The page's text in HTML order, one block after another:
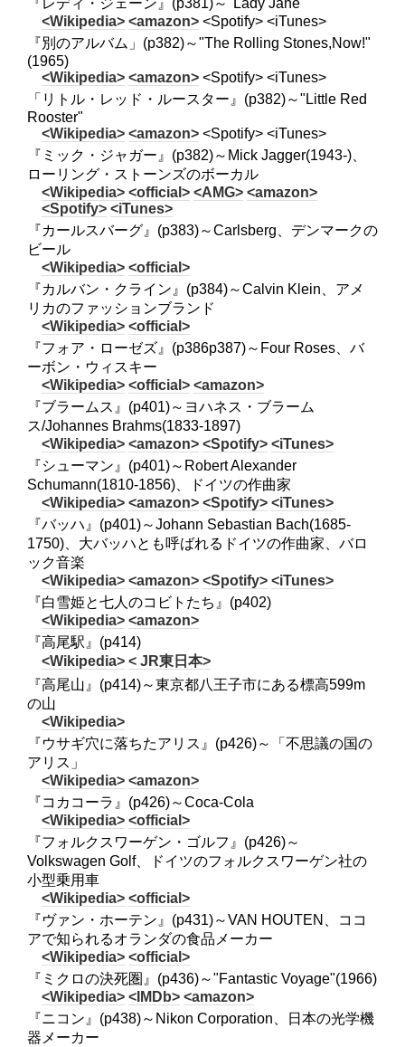
『レディ・ジェーン』(p381)～"Lady Jane"
<Wikipedia> <amazon> <Spotify> <iTunes>
『別のアルバム」(p382)～"The Rolling Stones,Now!"
(1965)
<Wikipedia> <amazon> <Spotify> <iTunes>
「リトル・レッド・ルースター』(p382)～"Little Red
Rooster"
<Wikipedia> <amazon> <Spotify> <iTunes>
『ミック・ジャガー』(p382)～Mick Jagger(1943-)、
ローリング・ストーンズのボーカル
<Wikipedia> <official> <AMG> <amazon>
<Spotify> <iTunes>
『カールスバーグ』(p383)～Carlsberg、デンマークの
ビール
<Wikipedia> <official>
『カルバン・クライン』(p384)～Calvin Klein、アメ
リカのファッションブランド
<Wikipedia> <official>
『フォア・ローゼズ』(p386p387)～Four Roses、バ
ーボン・ウィスキー
<Wikipedia> <official> <amazon>
『ブラームス』(p401)～ヨハネス・ブラーム
ス/Johannes Brahms(1833-1897)
<Wikipedia> <amazon> <Spotify> <iTunes>
『シューマン』(p401)～Robert Alexander
Schumann(1810-1856)、ドイツの作曲家
<Wikipedia> <amazon> <Spotify> <iTunes>
『バッハ』(p401)～Johann Sebastian Bach(1685-
1750)、大バッハとも呼ばれるドイツの作曲家、バロ
ック音楽
<Wikipedia> <amazon> <Spotify> <iTunes>
『白雪姫と七人のコビトたち』(p402)
<Wikipedia> <amazon>
『高尾駅』(p414)
<Wikipedia> < JR東日本>
『高尾山』(p414)～東京都八王子市にある標高599m
の山
<Wikipedia>
『ウサギ穴に落ちたアリス』(p426)～「不思議の国の
アリス」
<Wikipedia> <amazon>
『コカコーラ』(p426)～Coca-Cola
<Wikipedia> <official>
『フォルクスワーゲン・ゴルフ』(p426)～
Volkswagen Golf、ドイツのフォルクスワーゲン社の
小型乗用車
<Wikipedia> <official>
『ヴァン・ホーテン』(p431)～VAN HOUTEN、ココ
アで知られるオランダの食品メーカー
<Wikipedia> <official>
『ミクロの決死圏』(p436)～"Fantastic Voyage"(1966)
<Wikipedia> <IMDb> <amazon>
『ニコン』(p438)～Nikon Corporation、日本の光学機
器メーカー